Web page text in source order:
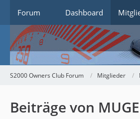
Forum Dashboard
S2000 Owners Club Forum Mitglieder
Beiträge von